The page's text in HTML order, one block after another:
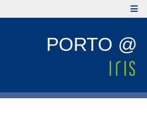
PORTO @